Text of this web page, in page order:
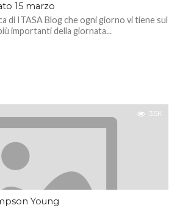
15 marzo
di ITASA Blog che ogni giorno vi tiene sul
importanti della giornata...
3.5K
Young